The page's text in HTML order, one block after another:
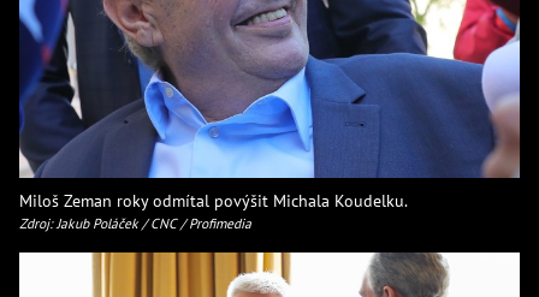
Miloš Zeman roky odmítal povýšit Michala Koudelku.
Zdroj: Jakub Poláček / CNC / Profimedia